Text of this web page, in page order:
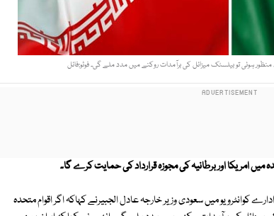
منظور ہوئی تو بیلسٹک میزائل کی برآمدات روکنے میں مدد ملے گی۔ فوٹو:فائل
امریکا اور برطانیہ کی مجوزہ قرارداد کی حمایت کرے گا۔
کوانٹرویو میں سعودی وزیر خارجہ عادل الجبیرنے کہاکہ اگر اقوام متحدہ